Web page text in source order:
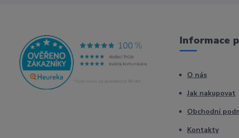
Informace
O nás
Jak nakupovat
Obchodní
Kontakty